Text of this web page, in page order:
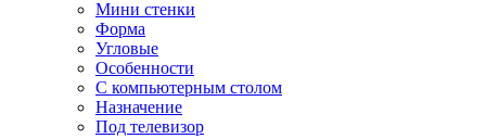
Мини стенки
Форма
Угловые
Особенности
С компьютерным столом
Назначение
Под телевизор